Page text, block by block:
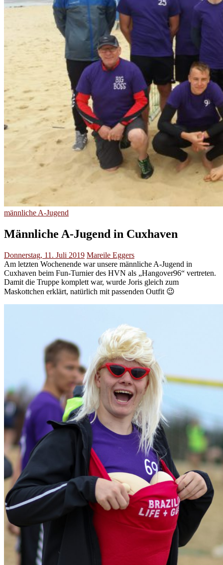
männliche A-Jugend
Männliche A-Jugend in Cuxhaven
Donnerstag, 11. Juli 2019 Mareile Eggers
Am letzten Wochenende war unsere männliche A-Jugend in
Cuxhaven beim Fun-Turnier des HVN als „Hangover96“ vertreten.
Damit die Truppe komplett war, wurde Joris gleich zum
Maskottchen erklärt, natürlich mit passenden Outfit 😉